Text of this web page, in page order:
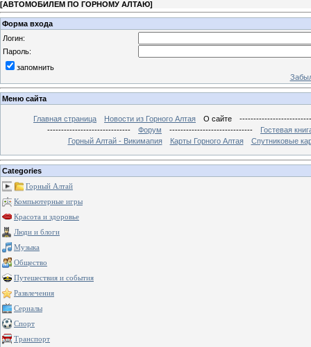
[АВТОМОБИЛЕМ ПО ГОРНОМУ АЛТАЮ]
Форма входа
Логин:
Пароль:
запомнить
Меню сайта
Главная страница Новости из Горного Алтая О сайте
------------------------------
Форум ------------------------------
Гостевая
Горный Алтай - Викимапия
Карты Горного Алтая Спутниковые
Categories
Горный Алтай
Компьютерные игры
Красота и здоровье
Люди и блоги
Музыка
Общество
Путешествия и события
Развлечения
Сериалы
Спорт
Транспорт